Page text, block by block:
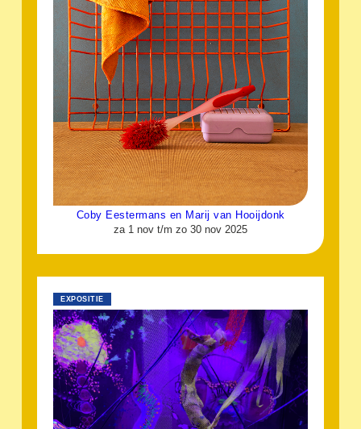
Coby Eestermans en Marij van Hooijdonk
za 1 nov t/m zo 30 nov 2025
EXPOSITIE